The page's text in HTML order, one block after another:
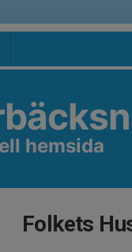
hemsida
Folkets